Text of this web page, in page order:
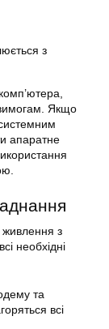
з
Якщо
апаратне
з
необхідні
та
всі